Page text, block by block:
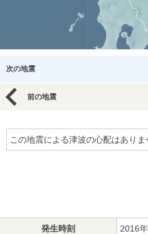
次の地震
前の地震
この地震による津波の心配はありま
発生時刻 2016